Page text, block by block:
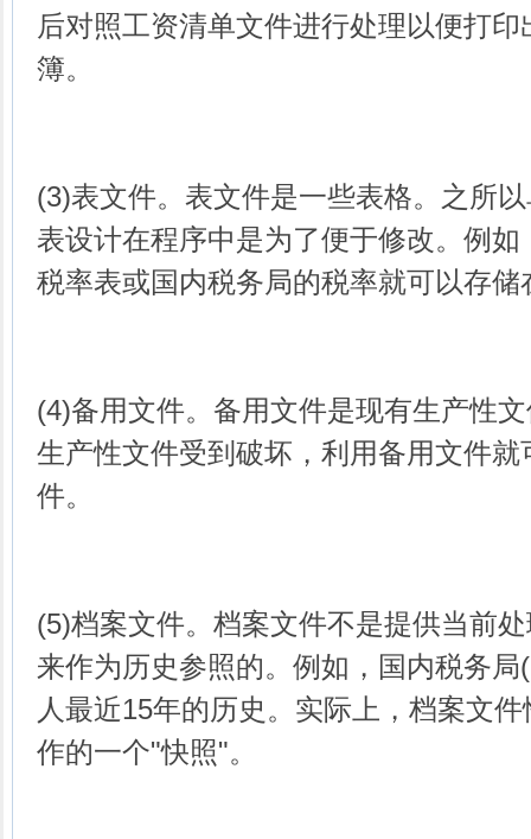
后对照工资清单文件进行处理以便打
簿。
(3)表文件。表文件是一些表格。之所
表设计在程序中是为了便于修改。例
税率表或国内税务局的税率就可以存储
(4)备用文件。备用文件是现有生产性
生产性文件受到破坏，利用备用文件
件。
(5)档案文件。档案文件不是提供当前
来作为历史参照的。例如，国内税务
人最近15年的历史。实际上，档案文
作的一个"快照"。